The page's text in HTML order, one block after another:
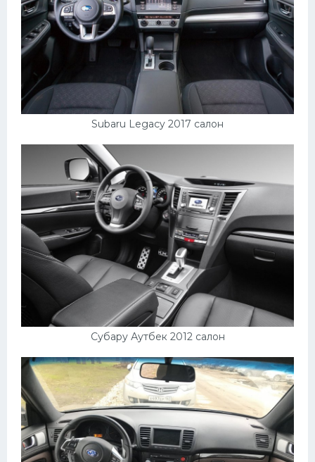
Subaru Legacy 2017 салон
Субару Аутбек 2012 салон
Порше
Самолеты
Корабли
Комплектующие
Лодки
Вертолеты
Мазда
Самокаты
Велосипеды
Прогулочные суда
Лимузины
Камаз
Автобусы
Хонда